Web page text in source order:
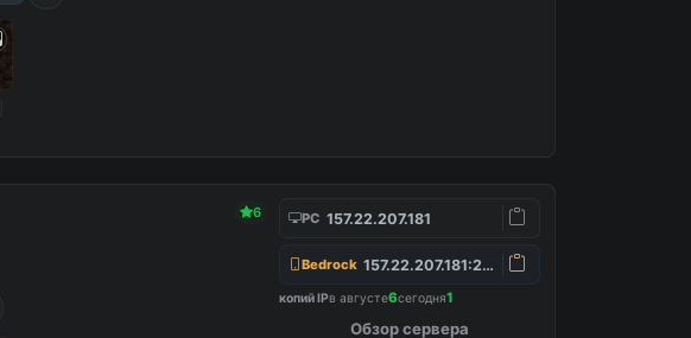
6 PC 157.22.207.181
Bedrock 157.22.207.181:25565
копий IPв августе6сегодня1
Обзор сервера